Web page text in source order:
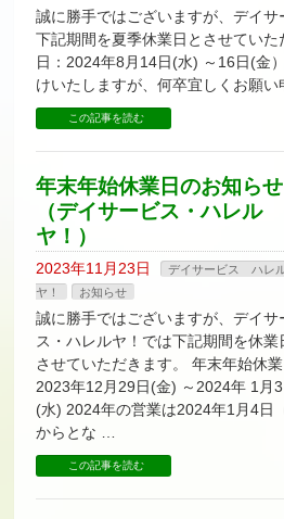
誠に勝手ではございますが、デイ
下記期間を夏季休業日とさせてい
日：2024年8月14日(水) ～16日(金
けいたしますが、何卒宜しくお願い
この記事を読む
年末年始休業日のお知らせ
（デイサービス・ハレル
ヤ！）
2023年11月23日
デイサービス ハレ
ヤ！
お知らせ
誠に勝手ではございますが、デイサ
ス・ハレルヤ！では下記期間を休業
させていただきます。 年末年始休業
2023年12月29日(金) ～2024年 1月3
(水) 2024年の営業は2024年1月4日
からとな …
この記事を読む